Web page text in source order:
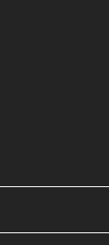
Ürün
Ürün
Ürün